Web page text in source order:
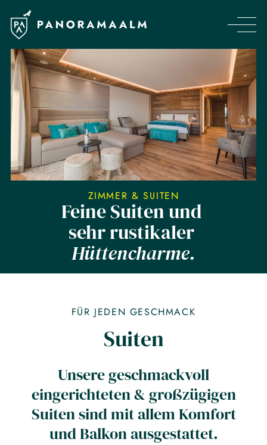
ZIMMER & SUITEN
Feine Suiten und
sehr rustikaler
Hüttencharme.
FÜR JEDEN GESCHMACK
Suiten
Unsere geschmackvoll
eingerichteten & großzügigen
Suiten sind mit allem Komfort
und Balkon ausgestattet.